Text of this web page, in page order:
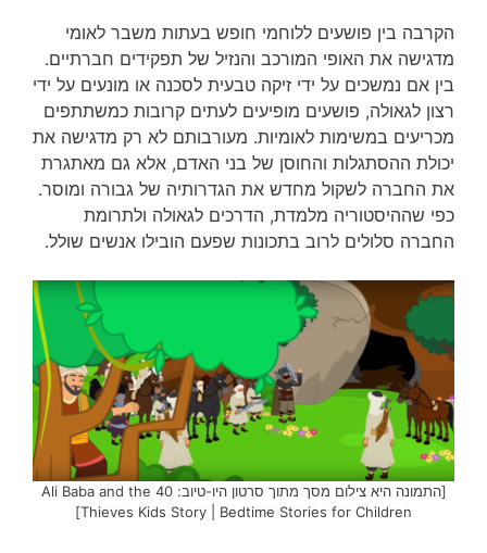
הקרבה בין פושעים ללוחמי חופש בעתות משבר לאומי
מדגישה את האופי המורכב והנזיל של תפקידים חברתיים.
בין אם נמשכים על ידי זיקה טבעית לסכנה או מונעים על ידי
רצון לגאולה, פושעים מופיעים לעתים קרובות כמשתתפים
מכריעים במשימות לאומיות. מעורבותם לא רק מדגישה את
יכולת ההסתגלות והחוסן של בני האדם, אלא גם מאתגרת
את החברה לשקול מחדש את הגדרותיה של גבורה ומוסר.
כפי שההיסטוריה מלמדת, הדרכים לגאולה ולתרומת
החברה סלולים לרוב בתכונות שפעם הובילו אנשים שולל.
[התמונה היא צילום מסך מתוך סרטון היו-טיוב: Ali Baba and the 40
Thieves Kids Story | Bedtime Stories for Children]